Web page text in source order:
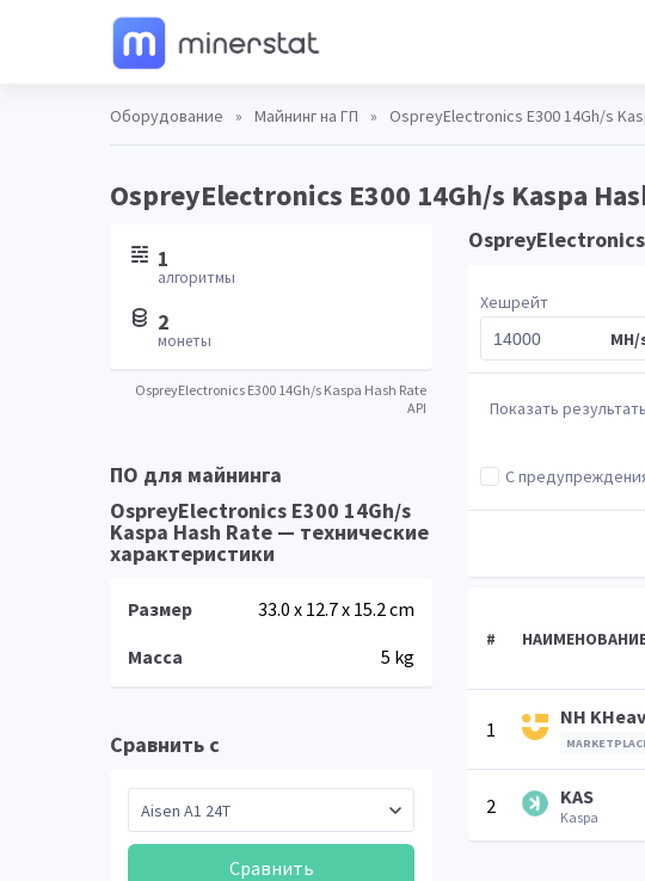
Оборудование » Майнинг на ГП » OspreyElectronics E300 14Gh/s
OspreyElectronics E300 14Gh/s Kaspa
1
алгоритмы
2
монеты
OspreyElectronics E300 14Gh/s Kaspa Hash Rate
API
ПО для майнинга
OspreyElectronics E300 14Gh/s
Kaspa Hash Rate — технические
характеристики
Размер
33.0 x 12.7 x 15.2 cm
Масса
5 kg
Сравнить с
Сравнить
Хешрейт
MH/
Показать
С
#
1
NH
2 KAS
Kaspa